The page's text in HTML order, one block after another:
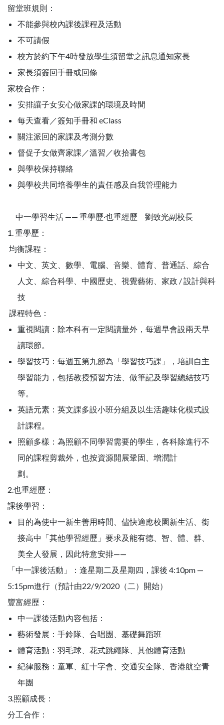
留堂班規則：
不能參與校內課後課程及活動
不可請假
校方於約下午4時發放學生須留堂之訊息通知家長
家長須簽回手冊或回條
家校合作：
安排讓子女安心做家課的環境及時間
每天查看／簽知手冊和 eClass
關注派回的家課及考測分數
督促子女做齊家課／溫習／收拾書包
與學校保持聯絡
與學校共同培養學生的責任感及自我管理能力
中一學習生活 —— 重學歷‧也重經歷 劉致光副校長
1. 重學歷：
均衡課程：
中文、英文、數學、電腦、音樂、體育、普通話、綜合
人文、綜合科學、中國歷史、視覺藝術、家政 / 設計與科
技
課程特色：
重視閱讀：除本科有一定閱讀量外，每週早會設兩天早
讀環節。
學習技巧：每週五第九節為「學習技巧課」，培訓自主
學習能力，包括教授預習方法、做筆記及學習總結技巧
等。
英語元素：英文課多設小班分組及以生活趣味化模式設
計課程。
照顧多樣：為照顧不同學習需要的學生，各科除進行不
同的課程剪裁外，也按資源開展鞏固、增潤計
劃。
2.也重經歷：
課後學習：
目的為使中一新生善用時間、儘快適應校園新生活、銜
接高中「其他學習經歷」要求及能有德、智、體、群、
美全人發展，因此特意安排——
「中一課後活動」：逢星期二及星期四，課後 4:10pm —
5:15pm進行（預計由22/9/2020（二）開始）
豐富經歷：
中一課後活動內容包括：
藝術發展：手鈴隊、合唱團、基礎舞蹈班
體育活動：羽毛球、花式跳繩隊、其他體育活動
紀律服務：童軍、紅十字會、交通安全隊、香港航空青
年團
3.照顧成長：
分工合作：